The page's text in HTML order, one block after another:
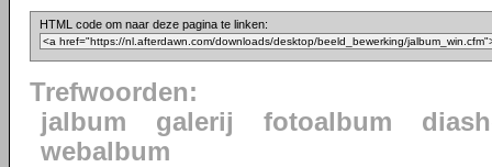
HTML code om naar deze pagina te linken:
Trefwoorden:
jalbum
galerij fotoalbum
webalbum